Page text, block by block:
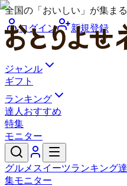
全国の「おいしい」が集ま
ログイン
新規登録
ジャンル
ギフト
ランキング
達人おすすめ
特集
モニター
グルメ スイーツランキング
集モニター